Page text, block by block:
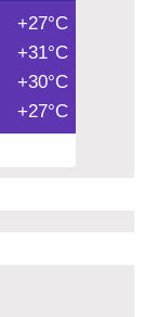
+27°C
+31°C
+30°C
+27°C